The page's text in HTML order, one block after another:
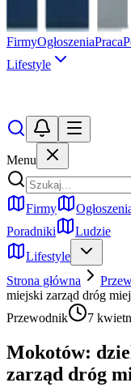
FirmyOgłoszeniaPraca
Lifestyle
Menu
Firmy
Poradniki
Ludzie
Lifestyle
Strona główna
miejski zarząd dróg
Przewodnik
7
Mokotów:
zarząd dróg